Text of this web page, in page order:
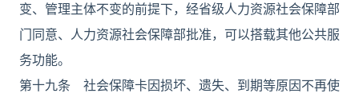
变、管理主体不变的前提下，经省级人力资源社会保障部
门同意、人力资源社会保障部批准，可以搭载其他公共服
务功能。
第十九条 社会保障卡因损坏、遗失、到期等原因不再使